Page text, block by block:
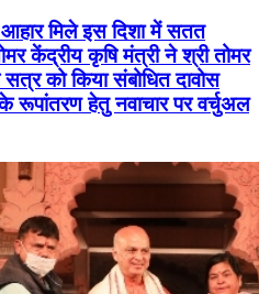
मिले इस दिशा में सतत
केंद्रीय कृषि मंत्री ने श्री तोमर
को किया संबोधित दावोस
रूपांतरण हेतु नवाचार पर वर्चुअल